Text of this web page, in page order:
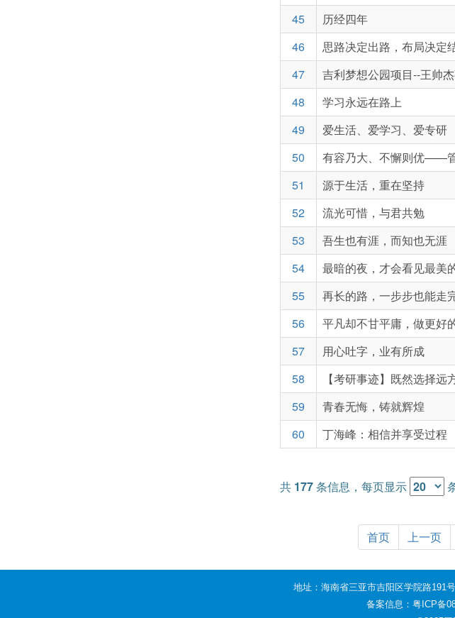
45
历经四年
46
思路决定出路，布局决定
47
吉利梦想公园项目--王帅
48
学习永远在路上
49
爱生活、爱学习、爱专研
50
有容乃大、不懈则优——
51
源于生活，重在坚持
52
流光可惜，与君共勉
53
吾生也有涯，而知也无涯
54
最暗的夜，才会看见最美
55
再长的路，一步步也能走
56
平凡却不甘平庸，做更
57
用心吐字，业有所成
58
【考研事迹】既然选择远
59
青春无悔，铸就辉煌
60
丁海峰：相信并享受过程
共 177条信息，每页显示
首页 上一页
地址：海南省三亚市吉阳区学院路191号
备案信息：粤ICP备